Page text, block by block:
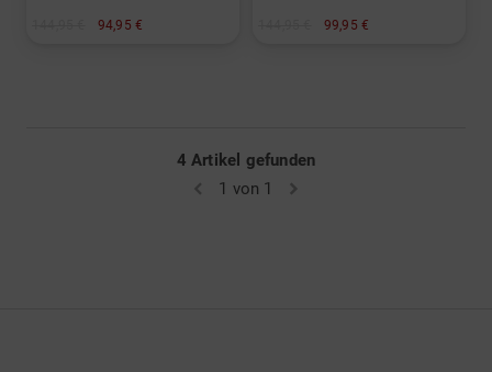
94,95 € 99,95 €
4 Artikel gefunden
1 von 1